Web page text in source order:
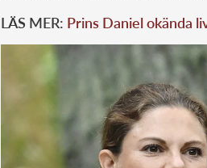
LÄS MER: Prins Daniel okända